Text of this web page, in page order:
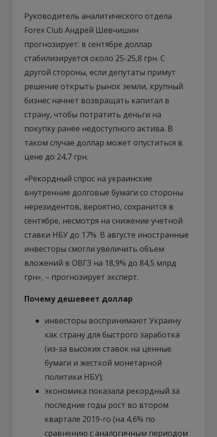
Руководитель аналитического отдела
Forex Club Андрей Шевчишин
прогнозирует: в сентябре доллар
стабилизируется около 25-25,8 грн. С
другой стороны, если депутаты примут
решение открыть рынок земли, крупный
бизнес начнет возвращать капитал в
страну, чтобы потратить деньги на
покупку ранее недоступного актива. В
таком случае доллар может опуститься в
цене до 24,7 грн.
«Рекордный спрос на украинские
внутренние долговые бумаги со стороны
нерезидентов, вероятно, сохранится в
сентябре, несмотря на снижение учетной
ставки НБУ до 17%. В августе иностранные
инвесторы смогли увеличить объем
вложений в ОВГЗ на 18,9% до 84,5 млрд
грн», – прогнозирует эксперт.
Почему дешевеет доллар
инвесторы воспринимают Украину
как страну для быстрого заработка
(из-за высоких ставок на ценные
бумаги и жесткой монетарной
политики НБУ);
экономика показала рекордный за
последние годы рост во втором
квартале 2019-го (на 4,6% по
сравнению с аналогичным периодом